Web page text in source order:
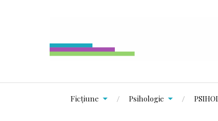
Ficțiune Psihologie